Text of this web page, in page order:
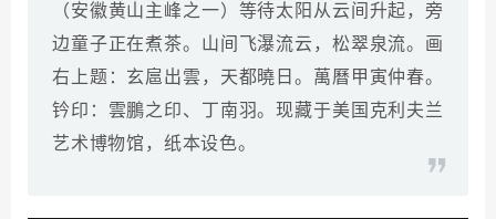
（安徽黄山主峰之一）等待太阳从云间升起，旁
边童子正在煮茶。山间飞瀑流云，松翠泉流。画
右上题：玄扈出雲，天都曉日。萬曆甲寅仲春。
钤印：雲鵬之印、丁南羽。现藏于美国克利夫兰
艺术博物馆，纸本设色。